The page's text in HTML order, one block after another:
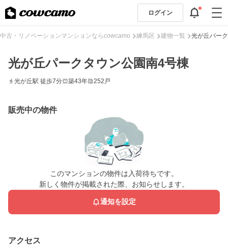
ログイン
中古・リノベーションマンションならcowcamo 練馬区 建物一覧 光が丘パー
光が丘パークタウン公園南4号棟
光が丘駅 徒歩7分 築43年 252戸
販売中の物件
このマンションの物件は入荷待ちです。
新しく物件が掲載された際、お知らせします。
通知を設定
アクセス